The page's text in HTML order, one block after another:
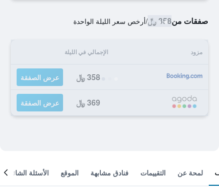
صفقات من358 ﷼ /أرخص سعر الليلة الواحدة
مزود الإجمالي في الليلة
358 ﷼ عرض الصفقة
369 ﷼ عرض الصفقة
لمحة عن التقييمات فنادق مشابهة الموقع الأسئلة الشائعة